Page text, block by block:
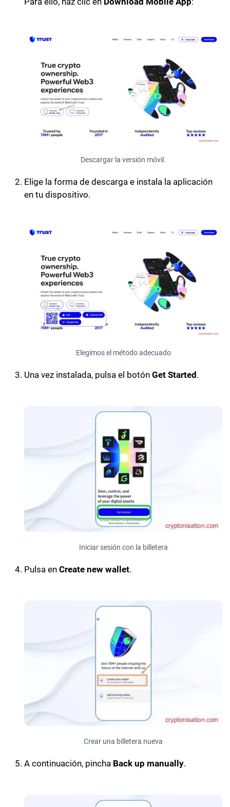
Descargar la versión móvil.
Elige la forma de descarga e instala la aplicación
en tu dispositivo.
Elegimos el método adecuado
Una vez instalada, pulsa el botón Get Started .
Iniciar sesión con la billetera
Pulsa en Create new wallet.
Crear una billetera nueva
A continuación, pincha Back up manually.